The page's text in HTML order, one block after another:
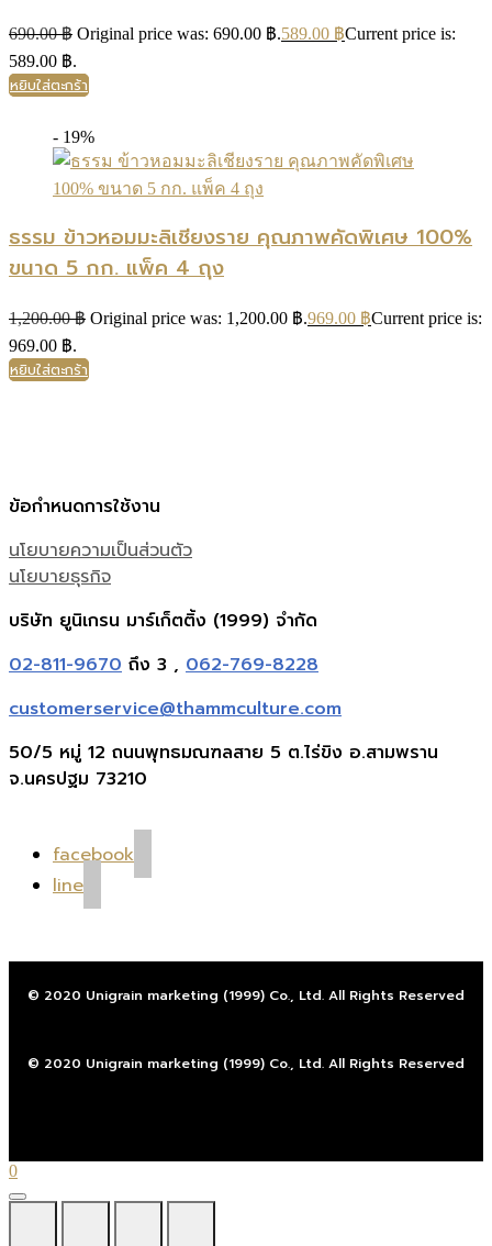
690.00฿ Original price was: 690.00 ฿.589.00 ฿Current price is:
589.00 ฿.
หยิบใส่ตะกร้า
- 19%
ธรรม ข้าวหอมมะลิเชียงราย คุณภาพคัดพิเศษ 100%
ขนาด 5 กก. แพ็ค 4 ถุง
1,200.00฿ Original price was: 1,200.00 ฿.969.00 ฿Current price is:
969.00 ฿.
หยิบใส่ตะกร้า
ข้อกำหนดการใช้งาน
นโยบายความเป็นส่วนตัว
นโยบายธุรกิจ
บริษัท ยูนิเกรน มาร์เก็ตติ้ง (1999) จำกัด
02-811-9670 ถึง 3 , 062-769-8228
customerservice@thammculture.com
50/5 หมู่ 12 ถนนพุทธมณฑลสาย 5 ต.ไร่ขิง อ.สามพราน
จ.นครปฐม 73210
facebook
line
© 2020 Unigrain marketing (1999) Co., Ltd. All Rights Reserved
© 2020 Unigrain marketing (1999) Co., Ltd. All Rights Reserved
0